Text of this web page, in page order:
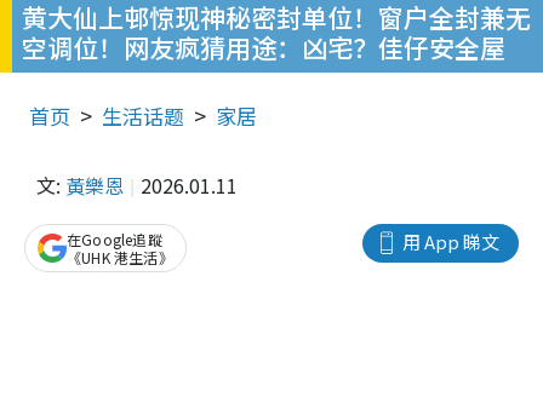
黄大仙上邨惊现神秘密封单位！窗户全封兼无
空调位！网友疯猜用途：凶宅？佳仔安全屋
首页 生活话题 家居
文: 黃樂恩 2026.01.11
用 App 睇文
在Google追蹤
《UHK 港生活》